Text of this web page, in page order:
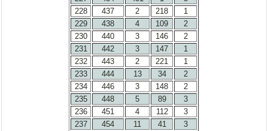
228
437 2 218
1
229
438 4 109
2
230
440 3 146
2
231
442 3 147
1
232
443 2 221
1
233
444 13 34
2
234
446 3 148
2
235
448 5 89
3
236
451 4 112
3
237
454 11 41
3